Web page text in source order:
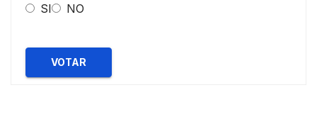
SI NO
VOTAR